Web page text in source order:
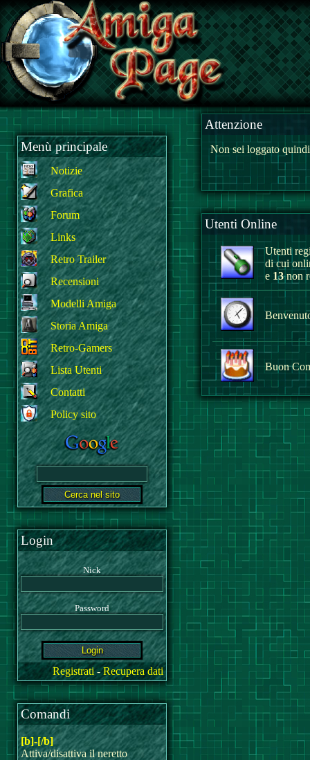
Menù principale
Notizie
Grafica
Forum
Links
Retro Trailer
Recensioni
Modelli Amiga
Storia Amiga
Retro-Gamers
Lista Utenti
Contatti
Policy sito
Login
Nick
Password
Registrati-Recupera dati
Comandi
[b]-[/b]
Attiva/disattiva il neretto
Attenzione
Non sei loggato
Utenti Online
Utenti
di cui
e 13non
Buon